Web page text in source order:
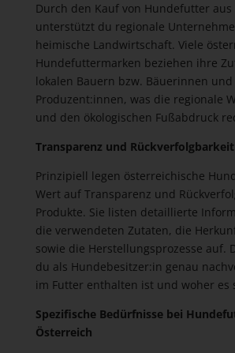
Durch den Kauf von Hundefutter aus
unterstützt du regionale
heimische Landwirtschaft. Viele
Hundefuttermarken beziehen ihre
lokalen Bauern bzw. Bäuerinnen und
Produzent:innen, was die regionale
und den ökologischen Fußabdruck
Transparenz und Rückverfolgbarkeit
Prinzipiell legen österreichische
Wert auf Transparenz und
Produkte. Sie listen detaillierte
die verwendeten Zutaten, die
sowie die Herstellungsprozesse auf.
du als Hundebesitzer:in genau
im Futter enthalten ist und woher es
Spezifische Bedürfnisse bei
Österreich